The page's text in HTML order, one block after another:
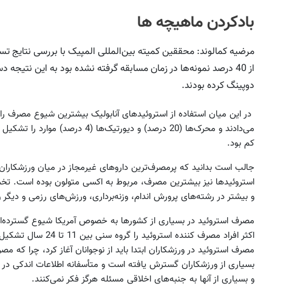
بادکردن ماهیچه ها
دوپینگ کرده بودند.
می‌دادند و محرک‌ها (20 درصد) و
کم بود.
جالب است بدانید که پرمصرف‌ترین داروهای غیرمجاز در میان ورزشکاران
و بیشتر در رشته‌های پرورش اندام، وزنه‌برداری، ورزش‌های رزمی و
مصرف استروئید در بسیاری از کشورها به خصوص آمریکا شیوع
اکثر افراد مصرف
مصرف استروئید در ورزشکاران ابتدا باید از نوجوانان آغاز کرد، چرا
بسیاری از ورزشکاران گسترش یافته است و متأسفانه اطلاعات اندکی در
و بسیاری از آنها به جنبه‌های اخلاقی مسئله هرگز فکر نمی‌کنند.
کیا برای فروش گذاشتی؟ فقط در
یک‌روز با خودرو۴۵ بفروشش
ثبت خودرو ✅
دستگاه فشار سنج الکترونیکی
نصف قیمت بازار!!)
باتخفیف بخر